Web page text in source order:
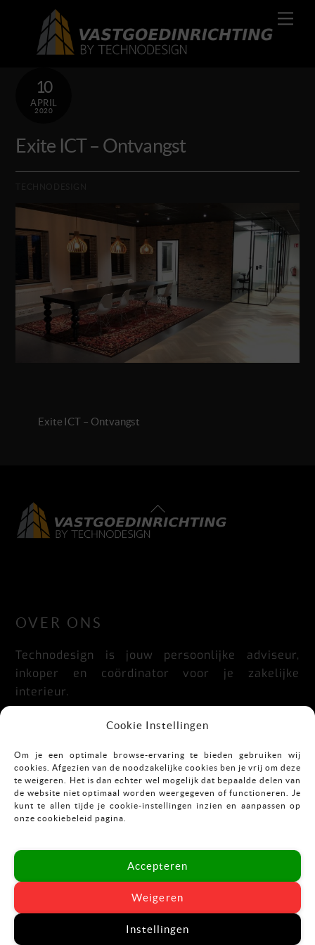
Cookie Instellingen
Om je een optimale browse-ervaring te bieden gebruiken wij
cookies. Afgezien van de noodzakelijke cookies ben je vrij om deze
te weigeren. Het is dan echter wel mogelijk dat bepaalde delen van
de website niet optimaal worden weergegeven of functioneren. Je
kunt te allen tijde je cookie-instellingen inzien en aanpassen op
onze cookiebeleid pagina.
Accepteren
Weigeren
Instellingen
content
10
APRIL
2020
Exite ICT – Ontvangst
Exite ICT – Ontvangst
Back
To
OVER ONS
Technodesign is jouw persoonlijke adviseur,
inkoper en coördinator voor je zakelijke
interieur.
Praktisch, doordacht, stijlvol en flexibel.
CONTACT
Mekkelholtsweg 7
E:info@vastgoedinrichting.nl
© Technodesign 2024